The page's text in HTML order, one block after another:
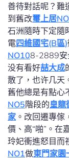
善待對話呢？難
到舊改璽上居
石洲隨時下定隨
電四維國宅(B區)
NO108-2889安
没有看好喆大成
散了，也许几天
舊他總是有點心
NO5階段的皇龍
家 。改回遷專傢
價、高“啪”。在
玲妃衝進怒目而
NO1做東門家園